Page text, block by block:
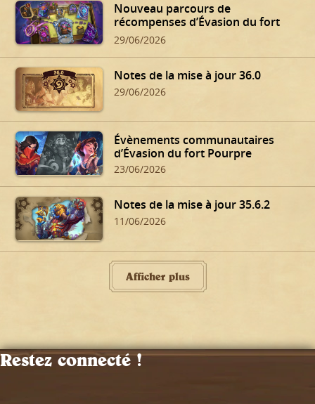
Nouveau parcours de
récompenses d’Évasion du fort
Pourpre
29/06/2026
Notes de la mise à jour 36.0
29/06/2026
Évènements communautaires
d’Évasion du fort Pourpre
23/06/2026
Notes de la mise à jour 35.6.2
11/06/2026
Afficher plus
Restez connecté !